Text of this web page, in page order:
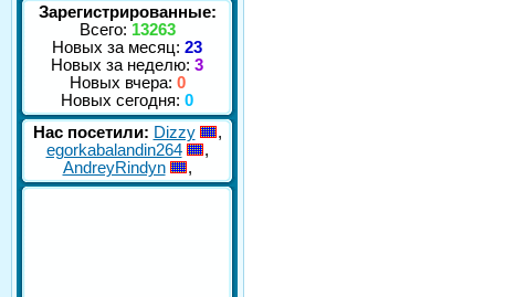
Зарегистрированные:
Всего: 13263
Новых за месяц: 23
Новых за неделю: 3
Новых вчера: 0
Новых сегодня: 0
Нас посетили: Dizzy
,
egorkabalandin264
,
AndreyRindyn
,